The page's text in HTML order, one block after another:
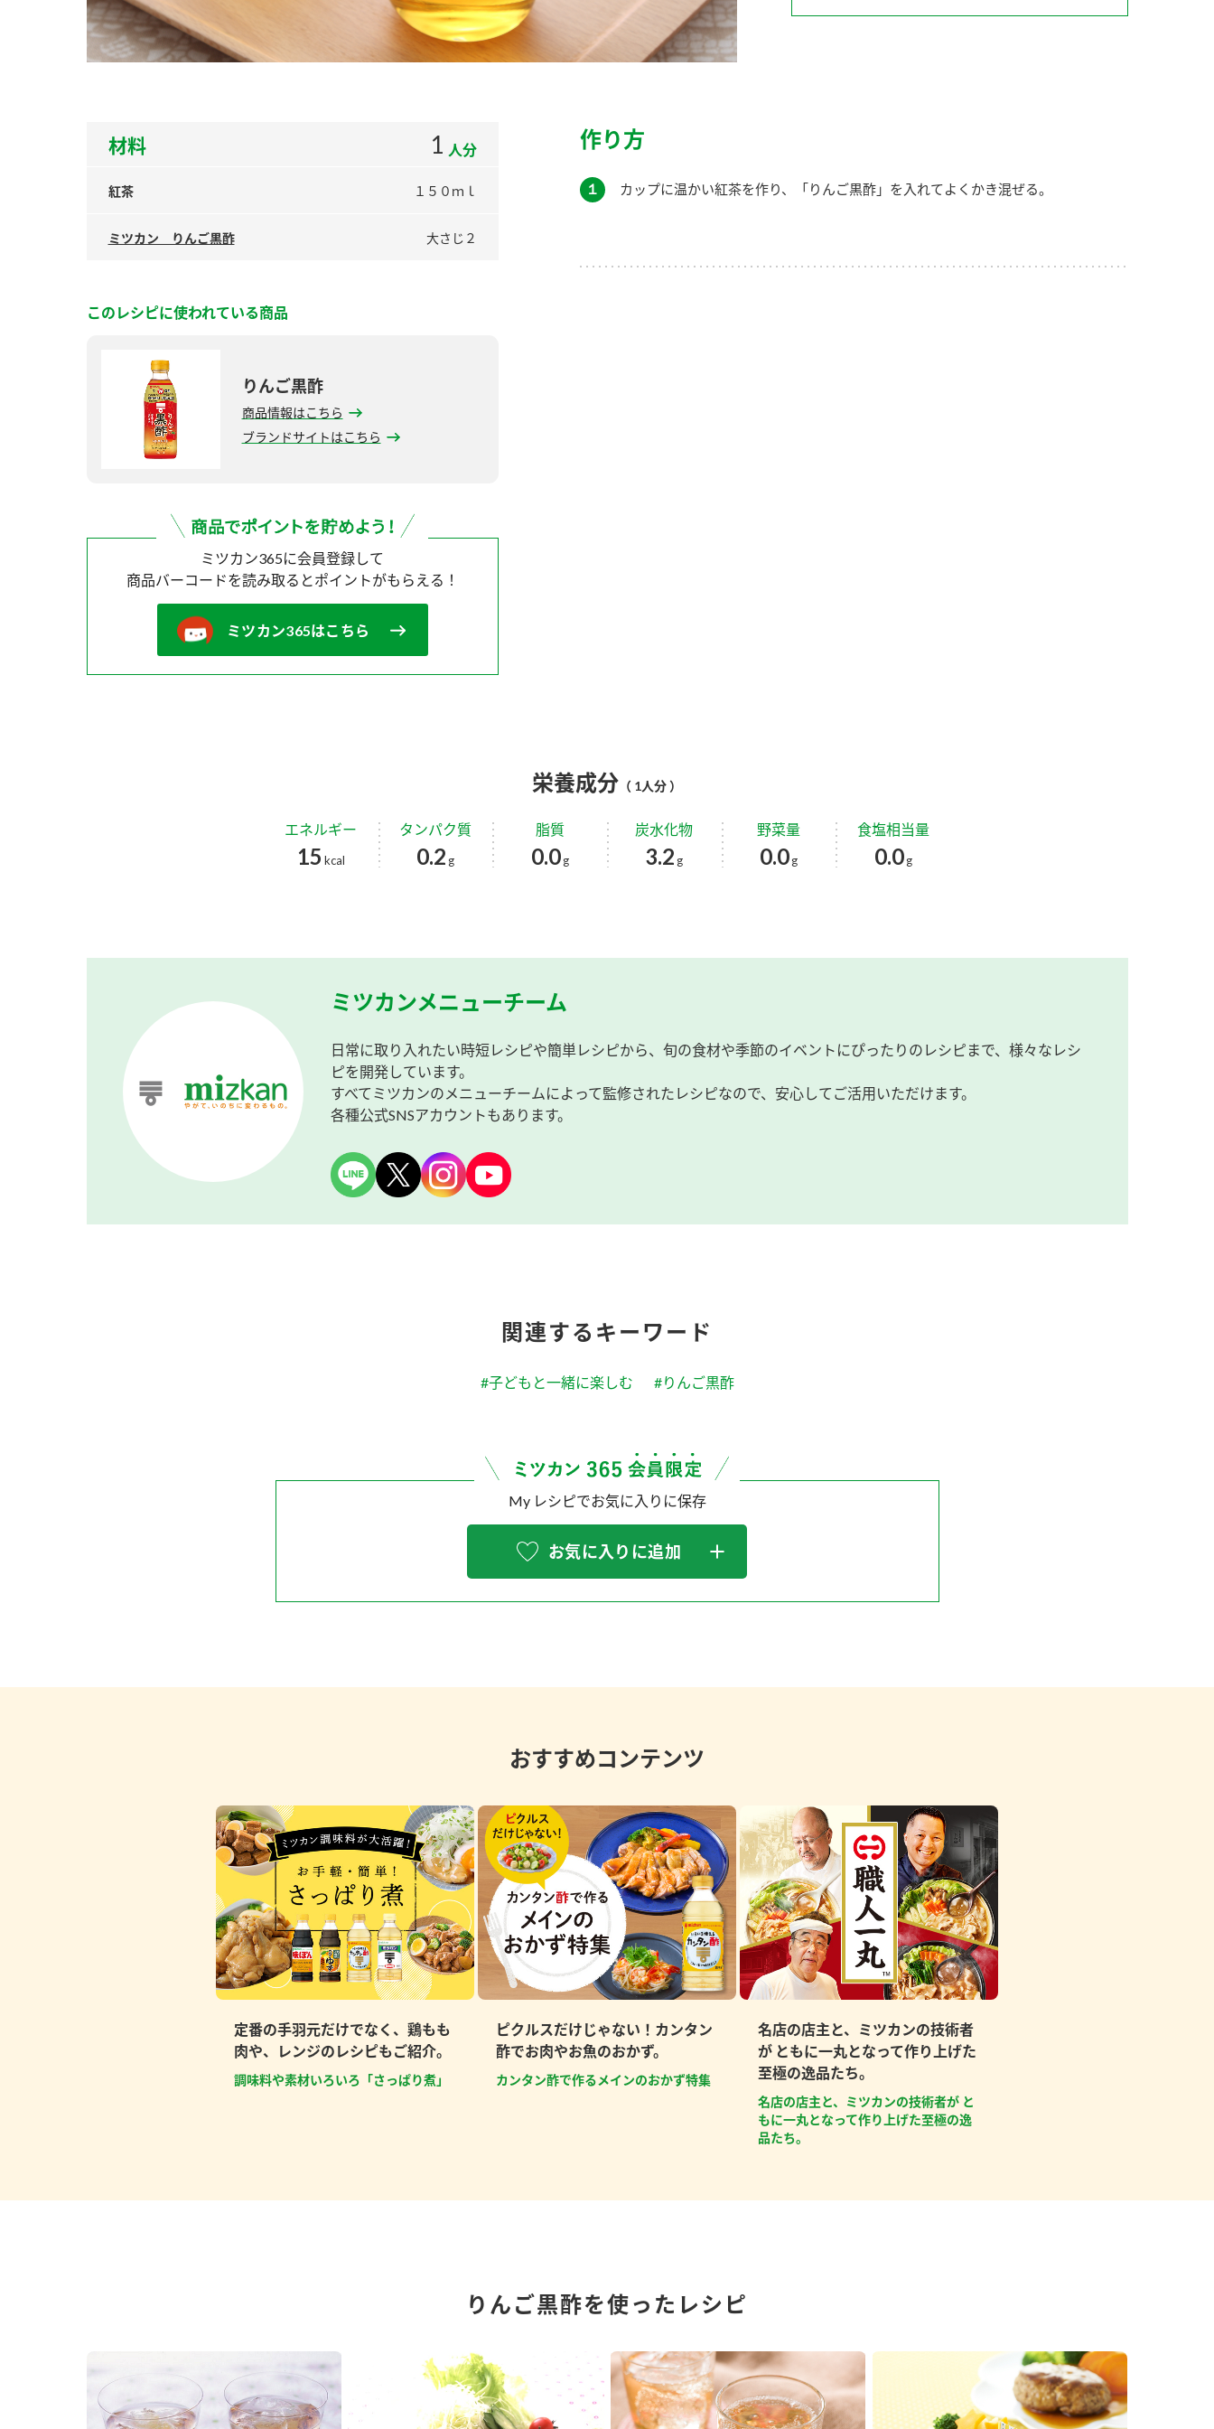
材料 1 人分
紅茶 １５０ｍｌ
ミツカン りんご黒酢 大さじ２
このレシピに使われている商品
りんご黒酢
商品情報はこちら
ブランドサイトはこちら
ミツカン365に会員登録して
商品バーコードを読み取ると ポイントがもらえる！
ミツカン365はこちら
作り方
１ カップに温かい紅茶を作り、「りんご黒酢」を入れてよくかき混ぜる。
栄養成分 （ 1人分 ）
エネルギー
15 kcal
タンパク質
0.2 g
脂質
0.0 g
炭水化物
3.2 g
野菜量
0.0g
食塩相当量
0.0 g
ミツカンメニューチーム
日常に取り入れたい時短レシピや簡単レシピから、旬の食材や季節のイベントにぴったりのレシピまで、様々なレシ
ピを開発しています。
すべてミツカンのメニューチームによって監修されたレシピなので、安心してご活用いただけます。
各種公式SNSアカウントもあります。
関連するキーワード
#子どもと一緒に楽しむ #りんご黒酢
My レシピでお気に入りに保存
お気に入りに追加
おすすめコンテンツ
定番の手羽元だけでなく、鶏もも
肉や、レンジのレシピもご紹介。
調味料や素材いろいろ「さっぱり煮」
ピクルスだけじゃない！カンタン
酢でお肉やお魚のおかず。
カンタン酢で作るメインのおかず特集
名店の店主と、ミツカンの技術者
が ともに一丸となって作り上げた
至極の逸品たち。
名店の店主と、ミツカンの技術者が と
もに一丸となって作り上げた至極の逸
品たち。
りんご黒酢を使ったレシピ